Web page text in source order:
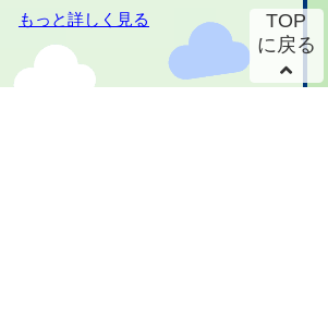
もっと詳しく見る
TOP
に戻る